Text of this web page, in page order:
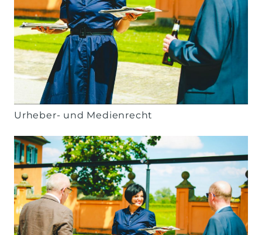
Urheber- und Medienrecht